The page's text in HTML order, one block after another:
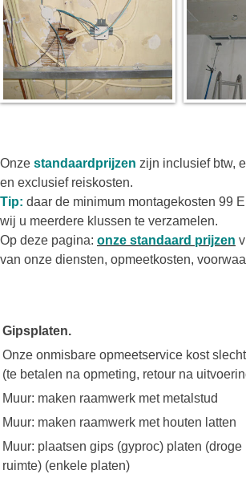
Onze standaardprijzen zijn inclusief btw,
en exclusief reiskosten.
Tip: daar de minimum montagekosten 99
wij u meerdere klussen te verzamelen.
Op deze pagina: onze standaard prijzen
van onze diensten, opmeetkosten,
Gipsplaten.
Onze onmisbare opmeetservice kost
(te betalen na opmeting, retour na
Muur: maken raamwerk met metalstud
Muur: maken raamwerk met houten latten
Muur: plaatsen gips (gyproc) platen (droge
ruimte) (enkele platen)